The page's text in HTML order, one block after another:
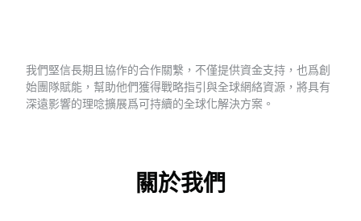
我們堅信長期且協作的合作關繫，不僅提供資金支持，也爲創
始團隊賦能，幫助他們獲得戰略指引與全球網絡資源，將具有
深遠影響的理唸擴展爲可持續的全球化解決方案。
關於我們